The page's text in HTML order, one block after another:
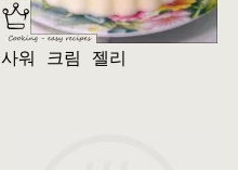
사워 크림 젤리